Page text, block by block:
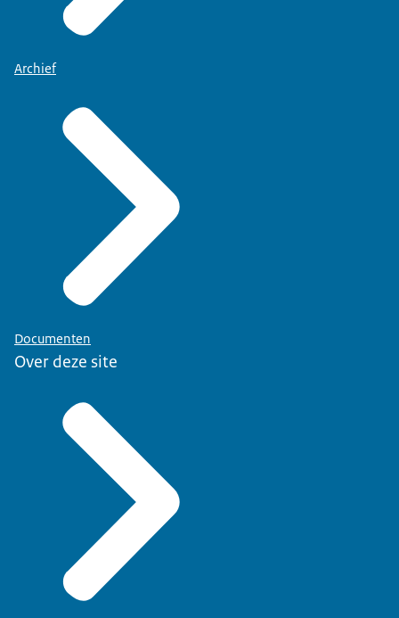
Archief
Documenten
Over deze site